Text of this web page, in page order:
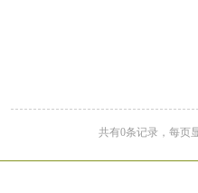
共有0条记录，每页